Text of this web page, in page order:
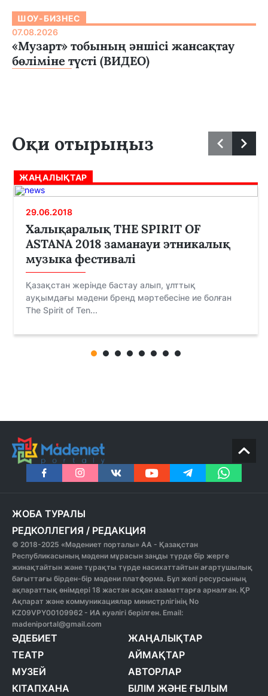
ШОУ-БИЗНЕС
07.08.2026
«Музарт» тобының әншісі жансақтау
бөліміне түсті (ВИДЕО)
Оқи отырыңыз
ЖАҢАЛЫҚТАР
29.06.2018
Халықаралық THE SPIRIT OF
ASTANA 2018 заманауи этникалық
музыка фестивалі
Қазақстан жерінде бастау алып, ұлттық
ауқымдағы мәдени бренд мәртебесіне ие болған
The Spirit of Ten...
ЖОБА ТУРАЛЫ
РЕДКОЛЛЕГИЯ / РЕДАКЦИЯ
© 2018-2025 «Мәдениет порталы» АА - Қазақстан
Республикасының мәдени мұрасын заңды түрде бір жерге
жинақтайтын және тұрақты түрде насихаттайтын ағартушылық
бағыттағы бірден-бір мәдени платформа. Бұл желі ресурсының
ақпараттық өнімдері 18 жастан асқан азаматтарға арналған. ҚР
Ақпарат және коммуникациялар министрлігінің No
KZ09VPY00109962 - ИА куәлігі берілген. Email:
madeniportal@gmail.com
ӘДЕБИЕТ
ТЕАТР
МУЗЕЙ
КІТАПХАНА
ЖАҢАЛЫҚТАР
АЙМАҚТАР
АВТОРЛАР
БІЛІМ ЖӘНЕ ҒЫЛЫМ